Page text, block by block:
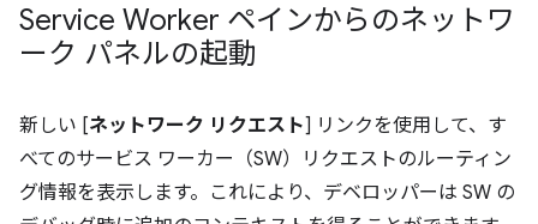
Service Worker ペインからのネットワ
ーク パネルの起動
新しい [ネットワーク リクエスト] リンクを使用して、す
べてのサービス ワーカー（SW）リクエストのルーティン
グ情報を表示します。これにより、デベロッパーは SW の